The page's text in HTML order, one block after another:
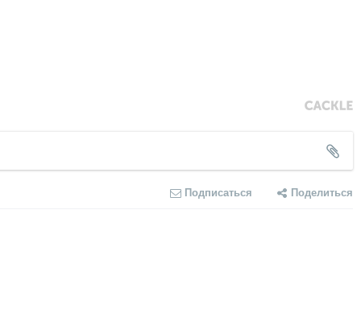
Подписаться Поделиться